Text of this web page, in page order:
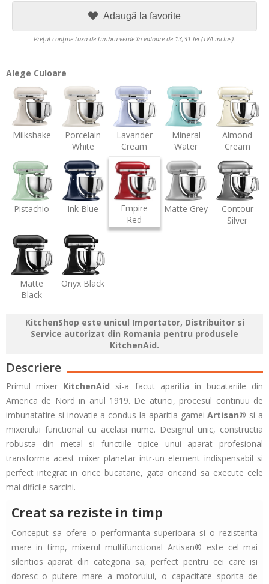
Adaugă la favorite
Prețul conține taxa de timbru verde în valoare de 13,31 lei (TVA inclus).
Alege Culoare
Milkshake
Porcelain
White
Lavander
Cream
Mineral
Water
Almond
Cream
Pistachio Ink Blue
Empire
Red
Matte Grey
Contour
Silver
Matte
Black
Onyx Black
KitchenShop este unicul Importator, Distribuitor si
Service autorizat din Romania pentru produsele
KitchenAid.
Descriere
Primul mixer KitchenAid si-a facut aparitia in bucatariile din
America de Nord in anul 1919. De atunci, procesul continuu de
imbunatatire si inovatie a condus la aparitia gameiArtisan® si a
mixerului functional cu acelasi nume. Designul unic, constructia
robusta din metal si functiile tipice unui aparat profesional
transforma acest mixer planetar intr-un element indispensabil si
perfect integrat in orice bucatarie, gata oricand sa execute cele
mai dificile sarcini.
Creat sa reziste in timp
Conceput sa ofere o performanta superioara si o rezistenta
mare in timp, mixerul multifunctional Artisan® este cel mai
silentios aparat din categoria sa, perfect pentru cei care isi
doresc o putere mare a motorului, o capacitate sporita de